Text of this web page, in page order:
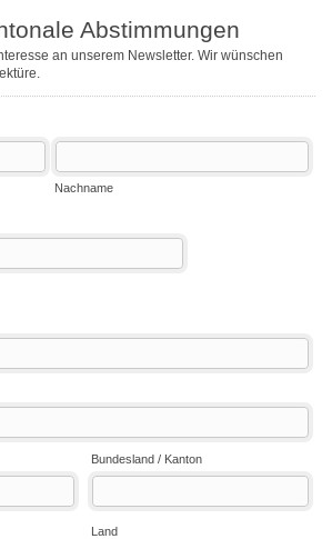
Abstimmungen
an unserem Newsletter. Wir wünschen
Nachname
Bundesland / Kanton
Land